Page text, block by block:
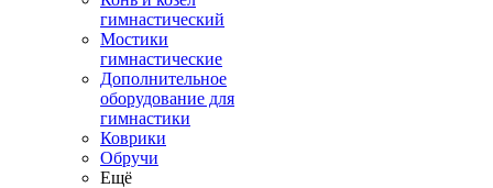
гимнастический
Мостики
гимнастические
Дополнительное
оборудование для
гимнастики
Коврики
Обручи
Ещё